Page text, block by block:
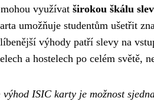
využívat širokou škálu
umožňuje studentům ušetřit
výhody patří slevy na
a hostelech po celém světě,
výhod ISIC karty je možnost